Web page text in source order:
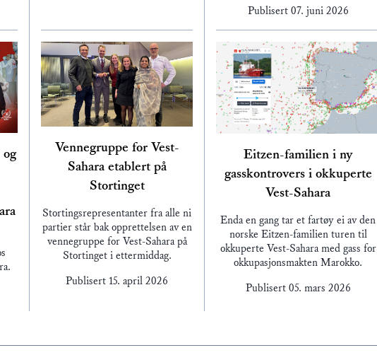
Publisert 07. juni 2026
Vennegruppe for Vest-
Sahara etablert på
Stortinget
Stortingsrepresentanter fra alle ni
partier står bak opprettelsen av en
vennegruppe for Vest-Sahara på
Stortinget i ettermiddag.
Publisert 15. april 2026
Eitzen-familien i ny
gasskontrovers i okkuperte
Vest-Sahara
Enda en gang tar et fartøy ei av den
norske Eitzen-familien turen til
okkuperte Vest-Sahara med gass for
okkupasjonsmakten Marokko.
Publisert 05. mars 2026